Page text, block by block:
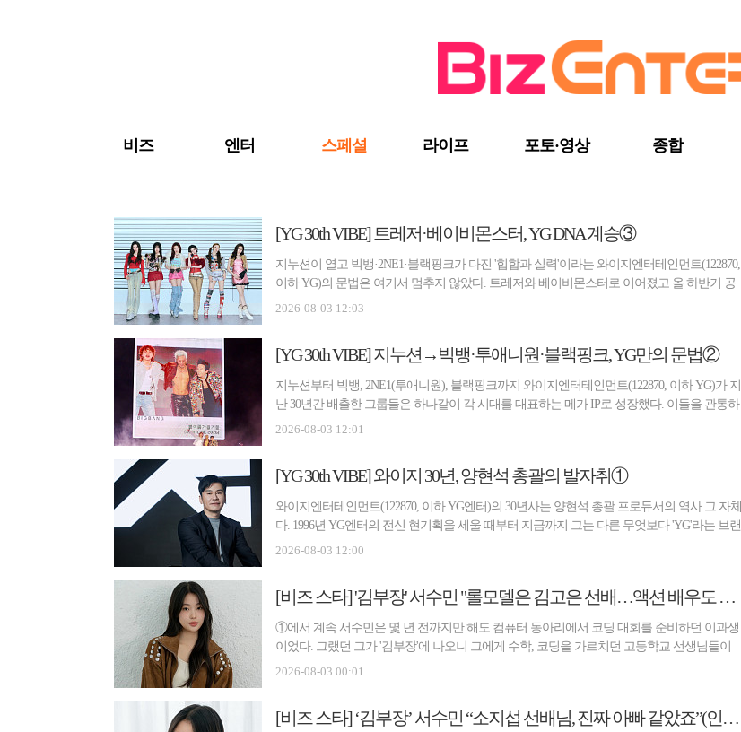
비즈 엔터 스페셜 라이프 포토·영상 종합
[YG 30th VIBE] 트레저·베이비몬스터, YG DNA 계승③
지누션이 열고 빅뱅·2NE1·블랙핑크가 다진 '힙합과 실력'이라는 와이지엔터테인먼트(122870,
이하 YG)의 문법은 여기서 멈추지 않았다. 트레저와 베이비몬스터로 이어졌고 올 하반기 공
개되...
2026-08-03 12:03
[YG 30th VIBE] 지누션→빅뱅·투애니원·블랙핑크, YG만의 문법②
지누션부터 빅뱅, 2NE1(투애니원), 블랙핑크까지 와이지엔터테인먼트(122870, 이하 YG)가 지
난 30년간 배출한 그룹들은 하나같이 각 시대를 대표하는 메가 IP로 성장했다. 이들을 관통하
는 ...
2026-08-03 12:01
[YG 30th VIBE] 와이지 30년, 양현석 총괄의 발자취①
와이지엔터테인먼트(122870, 이하 YG엔터)의 30년사는 양현석 총괄 프로듀서의 역사 그 자체
다. 1996년 YG엔터의 전신 현기획을 세울 때부터 지금까지 그는 다른 무엇보다 'YG'라는 브랜
드 ...
2026-08-03 12:00
[비즈 스타] '김부장' 서수민 "롤모델은 김고은 선배…액션 배우도 꿈꿔"(인터뷰②)
①에서 계속 서수민은 몇 년 전까지만 해도 컴퓨터 동아리에서 코딩 대회를 준비하던 이과생
이었다. 그랬던 그가 '김부장'에 나오니 그에게 수학, 코딩을 가르치던 고등학교 선생님들이
가장 ...
2026-08-03 00:01
[비즈 스타] ‘김부장’ 서수민 “소지섭 선배님, 진짜 아빠 같았죠”(인터뷰①)